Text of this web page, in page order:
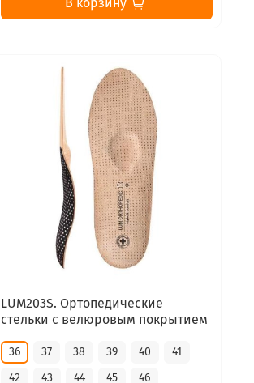
LUM203S. Ортопедические
стельки с велюровым покрытием
36 37 38 39 40
41
42
43 44 45 46